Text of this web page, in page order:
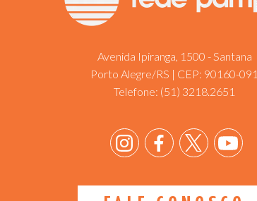
Avenida Ipiranga, 1500 - Santana
Porto Alegre/RS | CEP: 90160-091
Telefone: (51) 3218.2651